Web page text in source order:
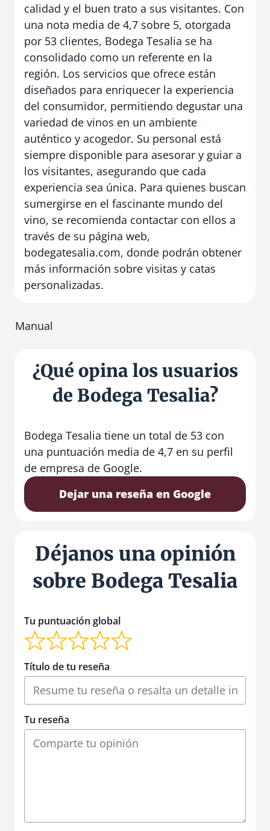
calidad y el buen trato a sus visitantes. Con
una nota media de 4,7 sobre 5, otorgada
por 53 clientes, Bodega Tesalia se ha
consolidado como un referente en la
región. Los servicios que ofrece están
diseñados para enriquecer la experiencia
del consumidor, permitiendo degustar una
variedad de vinos en un ambiente
auténtico y acogedor. Su personal está
siempre disponible para asesorar y guiar a
los visitantes, asegurando que cada
experiencia sea única. Para quienes buscan
sumergirse en el fascinante mundo del
vino, se recomienda contactar con ellos a
través de su página web,
bodegatesalia.com, donde podrán obtener
más información sobre visitas y catas
personalizadas.
Manual
¿Qué opina los usuarios
de Bodega Tesalia?
Bodega Tesalia tiene un total de 53 con
una puntuación media de 4,7 en su perfil
de empresa de Google.
Dejar una reseña en Google
Déjanos una opinión
sobre Bodega Tesalia
Tu puntuación global
Título de tu reseña
Tu reseña